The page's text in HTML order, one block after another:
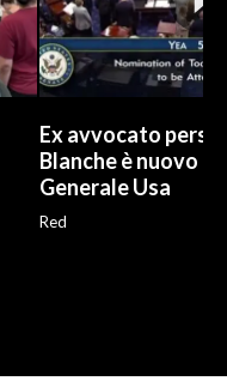
Ex avvocato
Blanche è nuovo
Generale Usa
Red